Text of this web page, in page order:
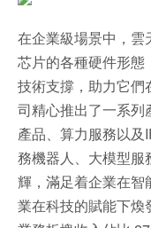
在企業級場景中，雲
芯片的各種硬件形態
技術支撐，助力它們
司精心推出了一系列
產品、算力服務以
務機器人、大模型
輝，滿足着企業在智
業在科技的賦能下